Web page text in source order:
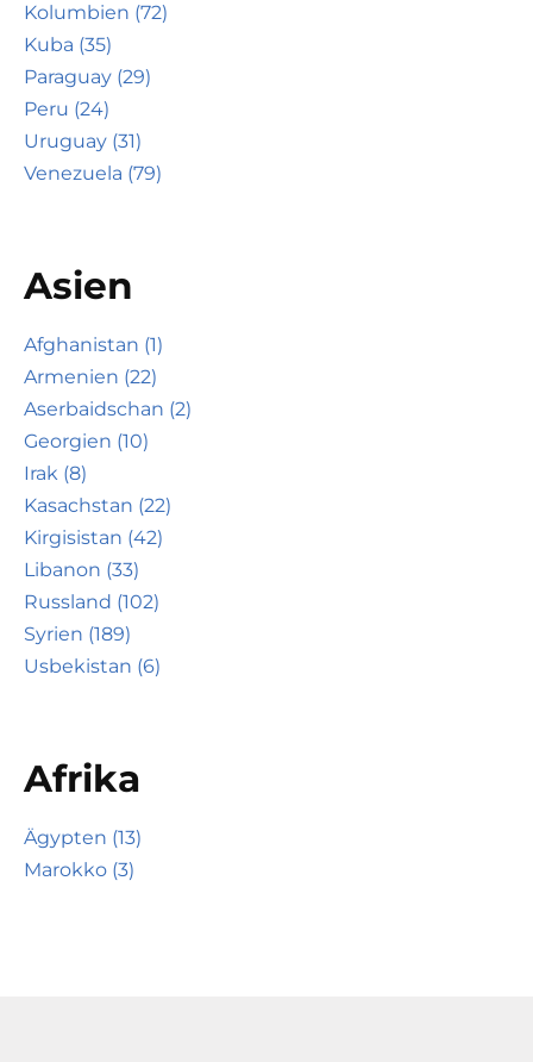
Kolumbien (72)
Kuba (35)
Paraguay (29)
Peru (24)
Uruguay (31)
Venezuela (79)
Asien
Afghanistan (1)
Armenien (22)
Aserbaidschan (2)
Georgien (10)
Irak (8)
Kasachstan (22)
Kirgisistan (42)
Libanon (33)
Russland (102)
Syrien (189)
Usbekistan (6)
Afrika
Ägypten (13)
Marokko (3)